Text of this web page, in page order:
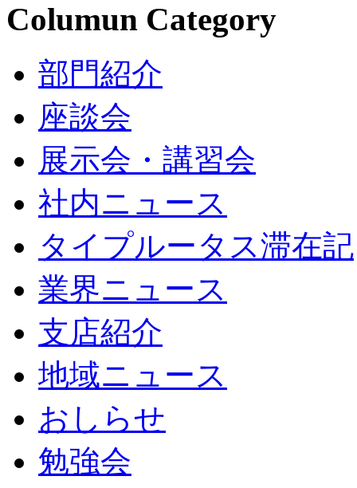
Columun Category
部門紹介
座談会
展示会・講習会
社内ニュース
タイプルータス滞在記
業界ニュース
支店紹介
地域ニュース
おしらせ
勉強会